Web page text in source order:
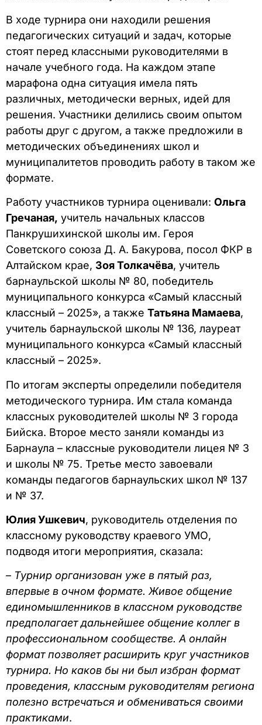
В ходе турнира они находили решения
педагогических ситуаций и задач, которые
стоят перед классными руководителями в
начале учебного года. На каждом этапе
марафона одна ситуация имела пять
различных, методически верных, идей для
решения. Участники делились своим опытом
работы друг с другом, а также предложили в
методических объединениях школ и
муниципалитетов проводить работу в таком же
формате.
Работу участников турнира оценивали: Ольга
Гречаная, учитель начальных классов
Панкрушихинской школы им. Героя
Советского союза Д. А. Бакурова, посол ФКР в
Алтайском крае, Зоя Толкачёва, учитель
барнаульской школы № 80, победитель
муниципального конкурса «Самый классный
классный – 2025», а также Татьяна Мамаева,
учитель барнаульской школы № 136, лауреат
муниципального конкурса «Самый классный
классный – 2025».
По итогам эксперты определили победителя
методического турнира. Им стала команда
классных руководителей школы № 3 города
Бийска. Второе место заняли команды из
Барнаула – классные руководители лицея № 3
и школы № 75. Третье место завоевали
команды педагогов барнаульских школ № 137
и № 37.
Юлия Ушкевич, руководитель отделения по
классному руководству краевого УМО,
подводя итоги мероприятия, сказала:
– Турнир организован уже в пятый раз,
впервые в очном формате. Живое общение
единомышленников в классном руководстве
предполагает дальнейшее общение коллег в
профессиональном сообществе. А онлайн
формат позволяет расширить круг участников
турнира. Но каков бы ни был избран формат
проведения, классным руководителям региона
полезно встречаться и обмениваться своими
практиками.